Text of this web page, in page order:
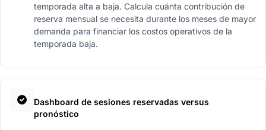
temporada alta a baja. Calcula cuánta contribución de
reserva mensual se necesita durante los meses de mayor
demanda para financiar los costos operativos de la
temporada baja.
Dashboard de sesiones reservadas versus
pronóstico